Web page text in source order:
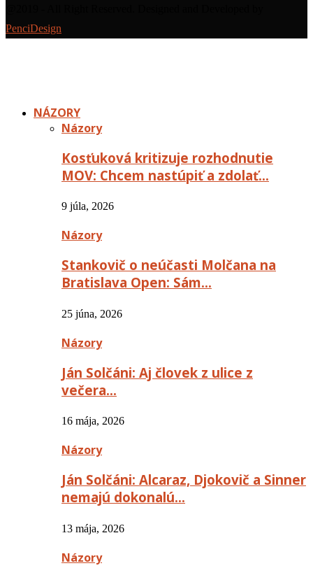
PenciDesign
NÁZORY
Názory
Kosťuková kritizuje rozhodnutie
MOV: Chcem nastúpiť a zdolať…
9 júla, 2026
Názory
Stankovič o neúčasti Molčana na
Bratislava Open: Sám…
25 júna, 2026
Názory
Ján Solčáni: Aj človek z ulice z
večera…
16 mája, 2026
Názory
Ján Solčáni: Alcaraz, Djokovič a Sinner
nemajú dokonalú…
13 mája, 2026
Názory